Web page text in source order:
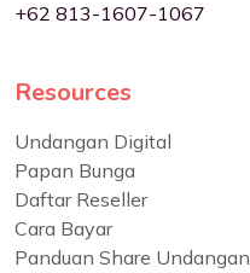
+62 813-1607-1067
Resources
Undangan Digital
Papan Bunga
Daftar Reseller
Cara Bayar
Panduan Share Undangan